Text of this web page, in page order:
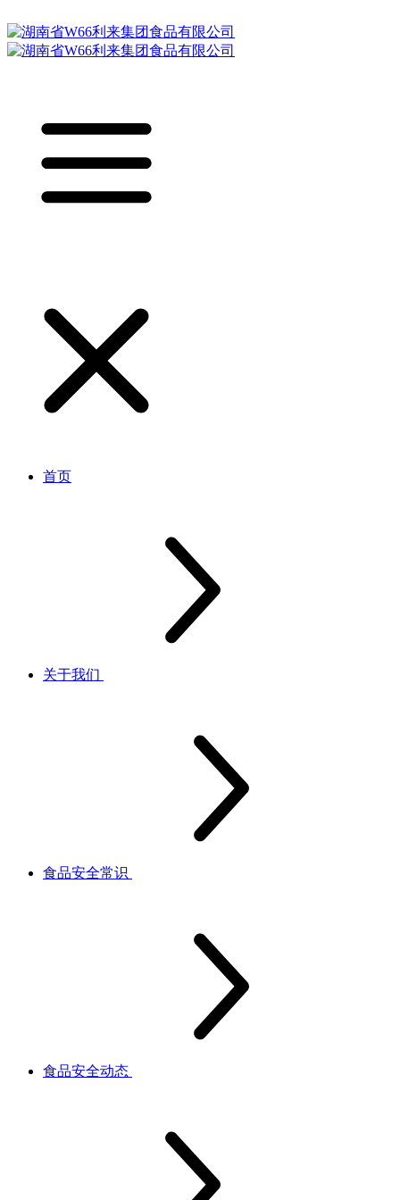
首页
关于我们
食品安全常识
食品安全动态